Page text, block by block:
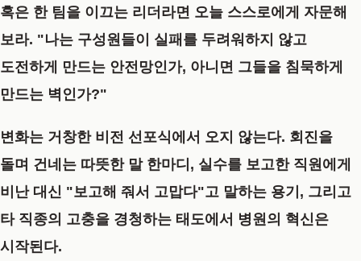
혹은 한 팀을 이끄는 리더라면 오늘 스스로에게 자문해
보라. "나는 구성원들이 실패를 두려워하지 않고
도전하게 만드는 안전망인가, 아니면 그들을 침묵하게
만드는 벽인가?"
변화는 거창한 비전 선포식에서 오지 않는다. 회진을
돌며 건네는 따뜻한 말 한마디, 실수를 보고한 직원에게
비난 대신 "보고해 줘서 고맙다"고 말하는 용기, 그리고
타 직종의 고충을 경청하는 태도에서 병원의 혁신은
시작된다.